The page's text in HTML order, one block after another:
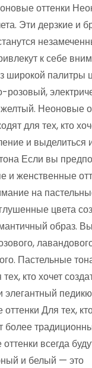
оттенки
Эти дерзкие и
к себе
широкой палитры
розовый,
Неоновые
для тех, кто
и выделиться
Если вы
и женственные
на
цвета
образ.
Пастельные
кто хочет
элегантный
оттенки Для тех,
более
оттенки всегда
и белый — это